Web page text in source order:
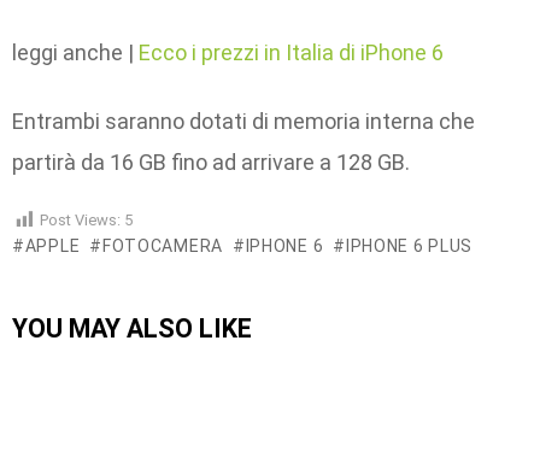
leggi anche | Ecco i prezzi in Italia di iPhone 6
Entrambi saranno dotati di memoria interna che
partirà da 16 GB fino ad arrivare a 128 GB.
Post Views: 5
APPLE FOTOCAMERA IPHONE 6 IPHONE 6 PLUS
YOU MAY ALSO LIKE